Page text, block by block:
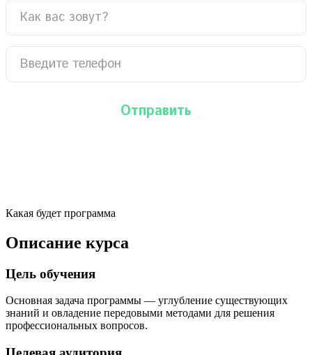
Какая будет программа
Описание курса
Цель обучения
Основная задача программы — углубление существующих
знаний и овладение передовыми методами для решения
профессиональных вопросов.